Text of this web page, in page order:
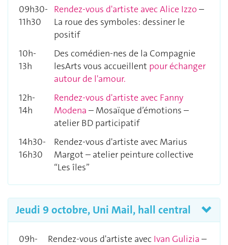
09h30-
11h30
Rendez-vous d'artiste avec Alice Izzo –
La roue des symboles: dessiner le
positif
10h-
13h
Des comédien-nes de la Compagnie
lesArts vous accueillent pour échanger
autour de l'amour.
12h-
14h
Rendez-vous d'artiste avec Fanny
Modena – Mosaïque d’émotions –
atelier BD participatif
14h30-
16h30
Rendez-vous d'artiste avec Marius
Margot – atelier peinture collective
“Les îles”
Jeudi 9 octobre, Uni Mail, hall central
09h- Rendez-vous d'artiste avec Ivan Gulizia –